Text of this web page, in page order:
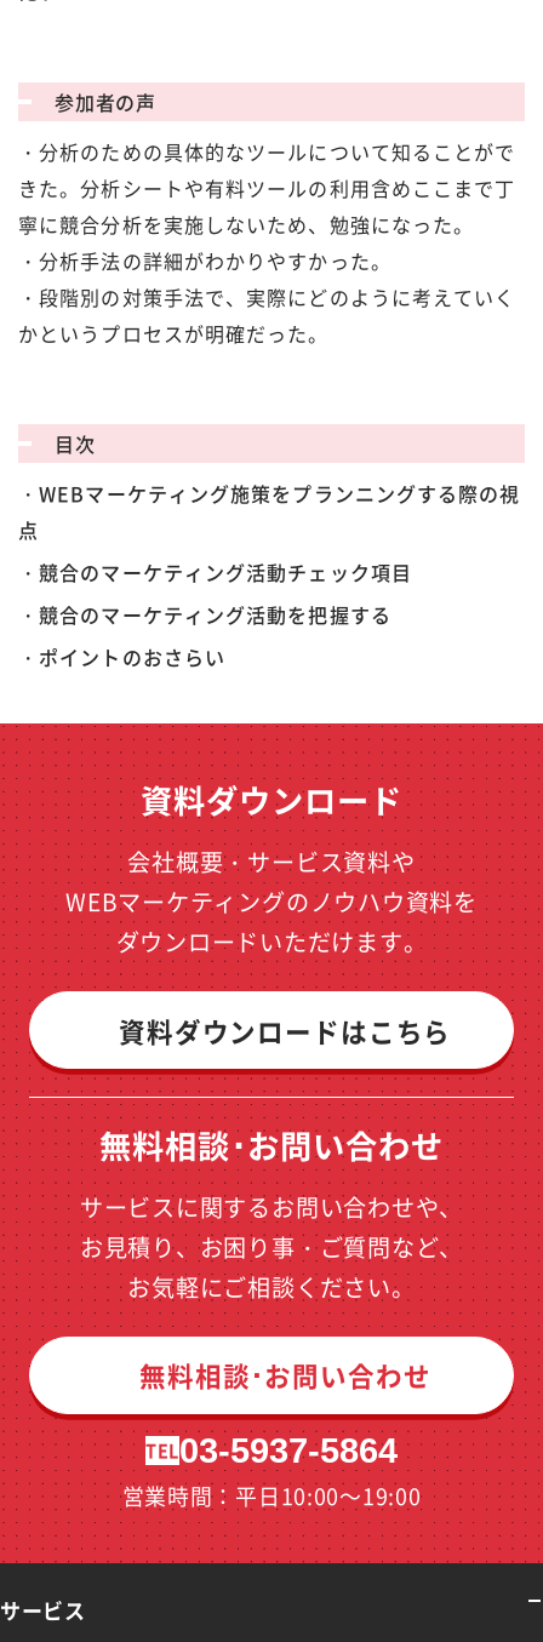
参加者の声
・分析のための具体的なツールについて知ることがで
きた。分析シートや有料ツールの利用含めここまで丁
寧に競合分析を実施しないため、勉強になった。
・分析手法の詳細がわかりやすかった。
・段階別の対策手法で、実際にどのように考えていく
かというプロセスが明確だった。
目次
・WEBマーケティング施策をプランニングする際の視
点
・競合のマーケティング活動チェック項目
・競合のマーケティング活動を把握する
・ポイントのおさらい
資料ダウンロード
会社概要・サービス資料や
WEBマーケティングのノウハウ資料を
ダウンロードいただけます。
資料ダウンロードはこちら
無料相談･お問い合わせ
サービスに関するお問い合わせや、
お見積り、お困り事・ご質問など、
お気軽にご相談ください。
無料相談･お問い合わせ
TEL03-5937-5864
営業時間：平日10:00～19:00
サービス